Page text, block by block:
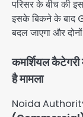
परिसर के बीच की
इसके बिकने के बाद
बदल जाएगा और
कमर्शियल
है मामला
Noida